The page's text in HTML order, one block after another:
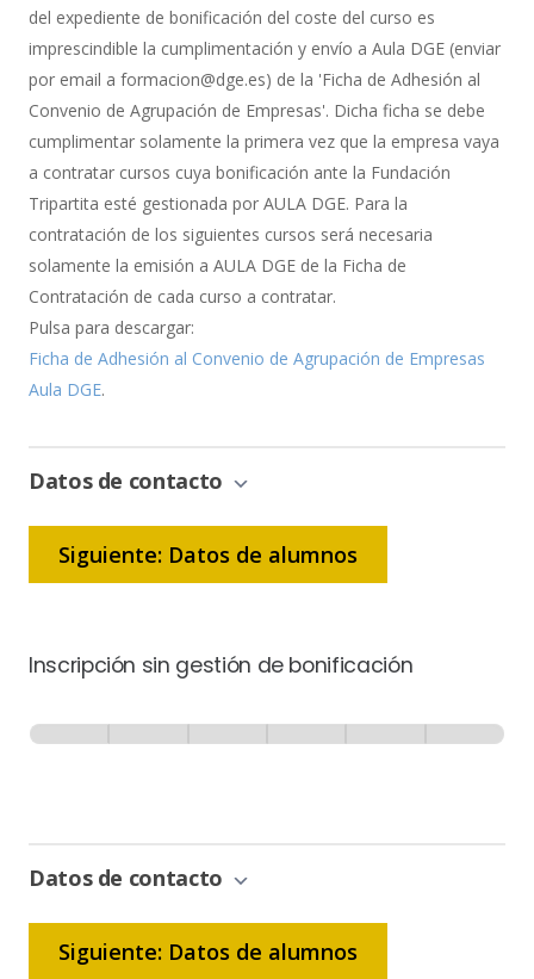
del expediente de bonificación del coste del curso es
imprescindible la cumplimentación y envío a Aula DGE (enviar
por email a formacion@dge.es) de la 'Ficha de Adhesión al
Convenio de Agrupación de Empresas'. Dicha ficha se debe
cumplimentar solamente la primera vez que la empresa vaya
a contratar cursos cuya bonificación ante la Fundación
Tripartita esté gestionada por AULA DGE. Para la
contratación de los siguientes cursos será necesaria
solamente la emisión a AULA DGE de la Ficha de
Contratación de cada curso a contratar.
Pulsa para descargar:
Ficha de Adhesión al Convenio de Agrupación de Empresas
Aula DGE.
Datos de contacto
Siguiente: Datos de alumnos
Inscripción sin gestión de bonificación
-
Bonificación
Datos de contacto
Siguiente: Datos de alumnos